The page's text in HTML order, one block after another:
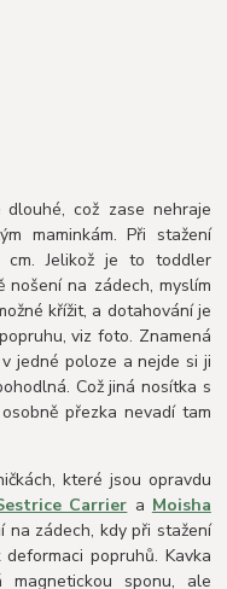
dlouhé, což zase nehraje
maminkám. Při stažení
Jelikož je to toddler
nošení na zádech, myslím
křížit, a dotahování je
viz foto. Znamená
jedné poloze a nejde si ji
Což jiná nosítka s
přezka nevadí tam
které jsou opravdu
Carrier a Moisha
na zádech, kdy při stažení
popruhů. Kavka
sponu, ale